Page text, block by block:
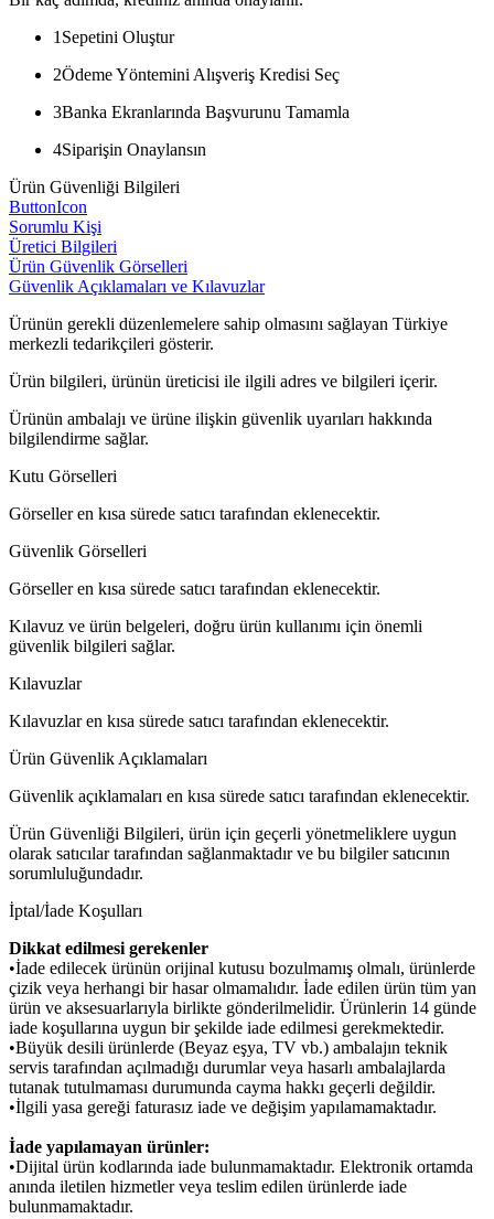
1 Sepetini Oluştur
2Ödeme Yöntemini Alışveriş Kredisi Seç
3Banka Ekranlarında Başvurunu Tamamla
4Siparişin Onaylansın
Ürün Güvenliği Bilgileri
ButtonIcon
Sorumlu Kişi
Üretici Bilgileri
Ürün Güvenlik Görselleri
Güvenlik Açıklamaları ve Kılavuzlar
Ürünün gerekli düzenlemelere sahip olmasını sağlayan Türkiye
merkezli tedarikçileri gösterir.
Ürün bilgileri, ürünün üreticisi ile ilgili adres ve bilgileri içerir.
Ürünün ambalajı ve ürüne ilişkin güvenlik uyarıları hakkında
bilgilendirme sağlar.
Kutu Görselleri
Görseller en kısa sürede satıcı tarafından eklenecektir.
Güvenlik Görselleri
Görseller en kısa sürede satıcı tarafından eklenecektir.
Kılavuz ve ürün belgeleri, doğru ürün kullanımı için önemli
güvenlik bilgileri sağlar.
Kılavuzlar
Kılavuzlar en kısa sürede satıcı tarafından eklenecektir.
Ürün Güvenlik Açıklamaları
Güvenlik açıklamaları en kısa sürede satıcı tarafından eklenecektir.
Ürün Güvenliği Bilgileri, ürün için geçerli yönetmeliklere uygun
olarak satıcılar tarafından sağlanmaktadır ve bu bilgiler satıcının
sorumluluğundadır.
İptal/İade Koşulları
Dikkat edilmesi gerekenler
•İade edilecek ürünün orijinal kutusu bozulmamış olmalı, ürünlerde
çizik veya herhangi bir hasar olmamalıdır. İade edilen ürün tüm yan
ürün ve aksesuarlarıyla birlikte gönderilmelidir. Ürünlerin 14 günde
iade koşullarına uygun bir şekilde iade edilmesi gerekmektedir.
•Büyük desili ürünlerde (Beyaz eşya, TV vb.) ambalajın teknik
servis tarafından açılmadığı durumlar veya hasarlı ambalajlarda
tutanak tutulmaması durumunda cayma hakkı geçerli değildir.
•İlgili yasa gereği faturasız iade ve değişim yapılamamaktadır.
İade yapılamayan ürünler:
•Dijital ürün kodlarında iade bulunmamaktadır. Elektronik ortamda
anında iletilen hizmetler veya teslim edilen ürünlerde iade
bulunmamaktadır.